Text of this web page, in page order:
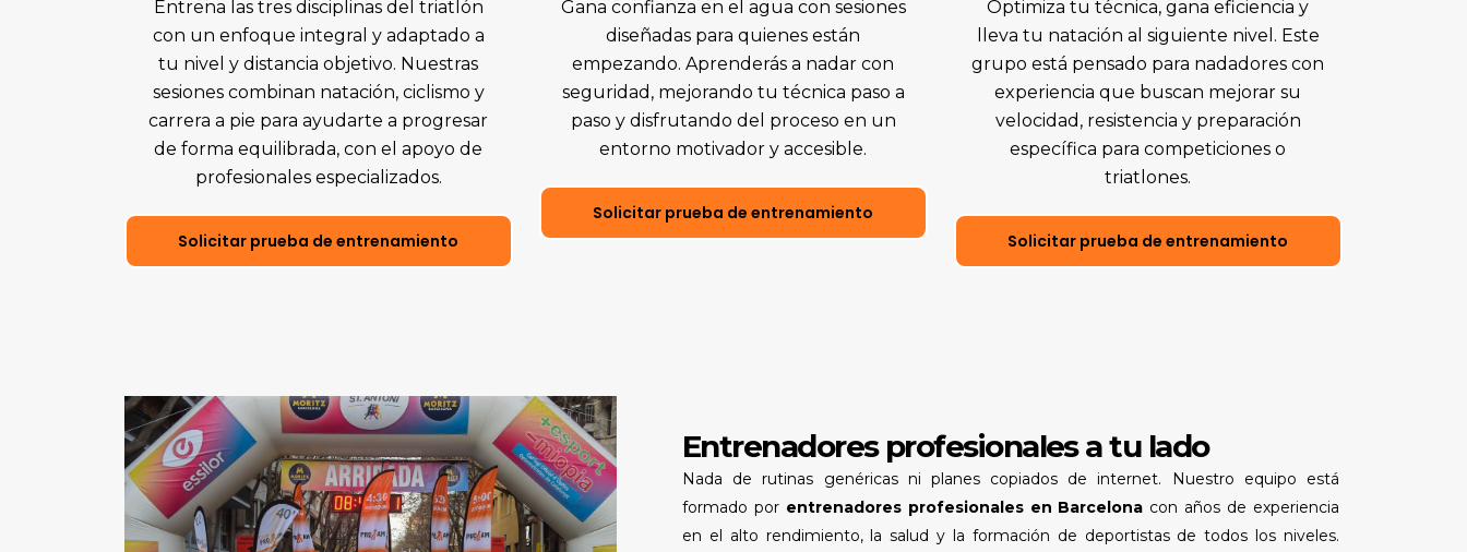
Entrena las tres disciplinas del triatlón
con un enfoque integral y adaptado a
tu nivel y distancia objetivo. Nuestras
sesiones combinan natación, ciclismo y
carrera a pie para ayudarte a progresar
de forma equilibrada, con el apoyo de
profesionales especializados.
Solicitar prueba de entrenamiento
Gana confianza en el agua con sesiones
diseñadas para quienes están
empezando. Aprenderás a nadar con
seguridad, mejorando tu técnica paso a
paso y disfrutando del proceso en un
entorno motivador y accesible.
Solicitar prueba de entrenamiento
Optimiza tu técnica, gana eficiencia y
lleva tu natación al siguiente nivel. Este
grupo está pensado para nadadores con
experiencia que buscan mejorar su
velocidad, resistencia y preparación
específica para competiciones o
triatlones.
Solicitar prueba de entrenamiento
Entrenadores profesionales a tu lado
Nada de rutinas genéricas ni planes copiados de internet. Nuestro equipo está
formado por entrenadores profesionales en Barcelona con años de experiencia
en el alto rendimiento, la salud y la formación de deportistas de todos los niveles.